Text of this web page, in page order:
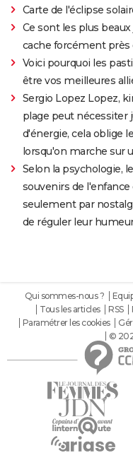
Carte de l'éclipse
Ce sont les plus
cache forcément près
Voici pourquoi les
être vos meilleures
Sergio Lopez Lopez,
plage peut nécessiter
d'énergie, cela oblige
lorsqu'on marche sur
Selon la psychologie,
souvenirs de
seulement par
de réguler leur
Qui sommes-nous ?
Tous les articles
RSS
Paramétrer les cookies
©